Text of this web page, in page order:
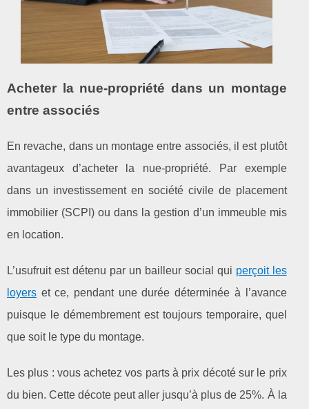
Acheter la nue-propriété dans un montage
entre associés
En revache, dans un montage entre associés, il est plutôt
avantageux d’acheter la nue-propriété. Par exemple
dans un investissement en société civile de placement
immobilier (SCPI) ou dans la gestion d’un immeuble mis
en location.
L’usufruit est détenu par un bailleur social qui perçoit les
loyers et ce, pendant une durée déterminée à l’avance
puisque le démembrement est toujours temporaire, quel
que soit le type du montage.
Les plus : vous achetez vos parts à prix décoté sur le prix
du bien. Cette décote peut aller jusqu’à plus de 25%. À la